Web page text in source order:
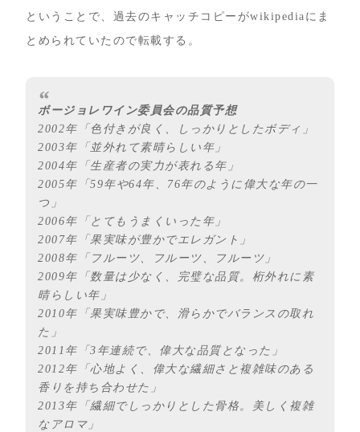
ということで、過去のキャッチコピーがwikipediaにま
とめられていたので転載する。
ボージョレワイン委員会の品質予想
2002年「色付きが良く、しっかりとしたボディ」
2003年「並外れて素晴らしい年」
2004年「生産者の実力が表れる年」
2005年「59年や64年、76年のように偉大な年の一
つ」
2006年「とてもうまくいった年」
2007年「果実味が豊かでエレガント」
2008年「フルーツ、フルーツ、フルーツ」
2009年「数量は少なく、完璧な品質。桁外れに素
晴らしい年」
2010年「果実味豊かで、滑らかでバランスの取れ
た」
2011年「3年連続で、偉大な品質となった」
2012年「心地よく、偉大な繊細さと複雑味のある
香りを持ち合わせた」
2013年「繊細でしっかりとした骨格。美しく複雑
なアロマ」